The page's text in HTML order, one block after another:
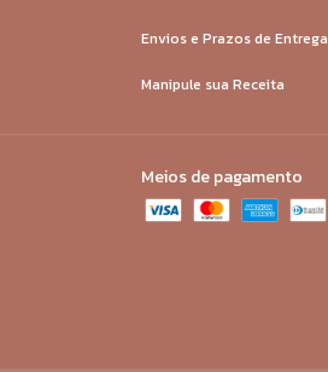
Envios e Prazos de Entrega
Manipule sua Receita
Meios de pagamento